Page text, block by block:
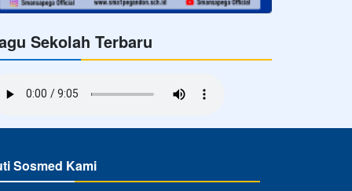
Sekolah Terbaru
Sosmed Kami